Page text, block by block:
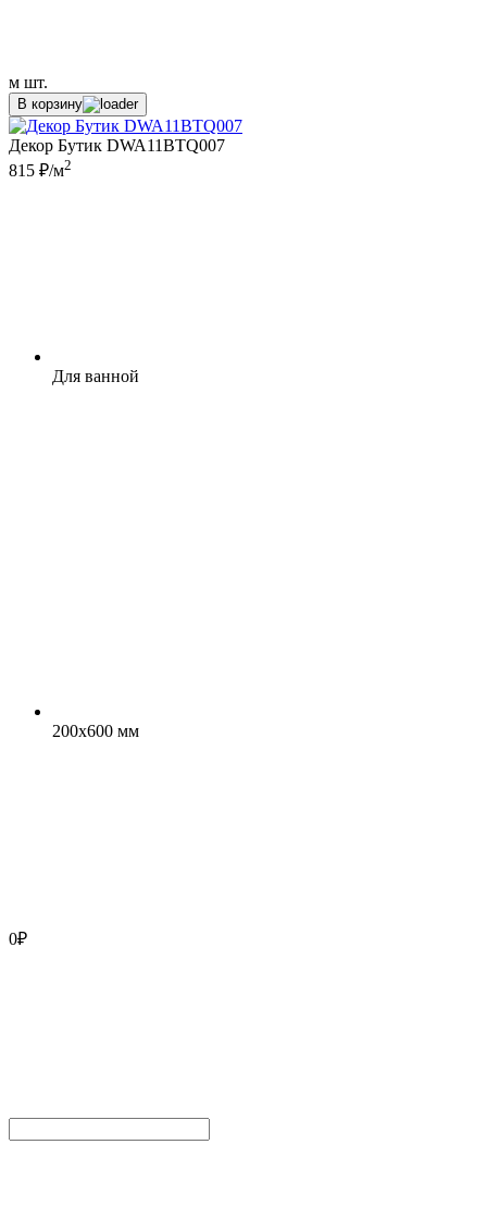
м шт.
В корзину
Декор Бутик DWA11BTQ007
815 ₽/м2
Для ванной
200x600 мм
0₽